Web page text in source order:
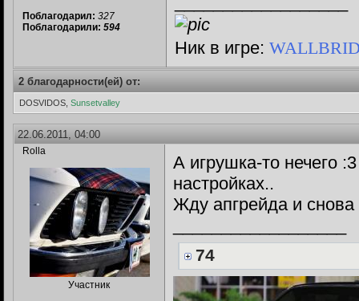
Поблагодарил: 327
Поблагодарили: 594
Ник в игре:
2 благодарности(ей) от:
DOSVIDOS, Sunsetvalley
22.06.2011, 04:00
Rolla
Участник
А игрушка-то нечего
настройках..
Жду апгрейда и
74